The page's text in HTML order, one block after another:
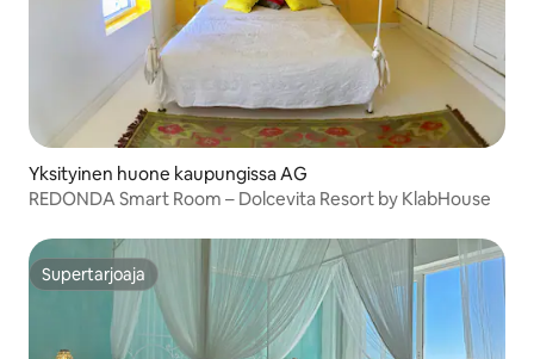
Yksityinen huone kaupungissa AG
REDONDA Smart Room – Dolcevita Resort by KlabHouse
Supertarjoaja
Supertarjoaja